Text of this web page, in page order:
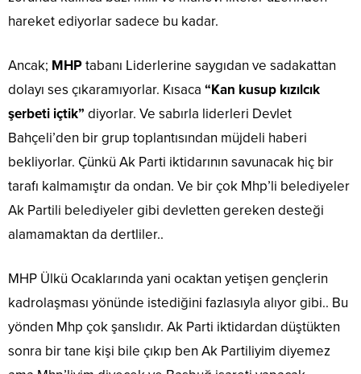
hareket ediyorlar sadece bu kadar.
Ancak; MHPtabanı Liderlerine saygıdan ve sadakattan
dolayı ses çıkaramıyorlar. Kısaca “Kan kusup kızılcık
şerbeti içtik” diyorlar. Ve sabırla liderleri Devlet
Bahçeli’den bir grup toplantısından müjdeli haberi
bekliyorlar. Çünkü Ak Parti iktidarının savunacak hiç bir
tarafı kalmamıştır da ondan. Ve bir çok Mhp’li belediyeler
Ak Partili belediyeler gibi devletten gereken desteği
alamamaktan da dertliler..
MHP Ülkü Ocaklarında yani ocaktan yetişen gençlerin
kadrolaşması yönünde istediğini fazlasıyla alıyor gibi.. Bu
yönden Mhp çok şanslıdır. Ak Parti iktidardan düştükten
sonra bir tane kişi bile çıkıp ben Ak Partiliyim diyemez